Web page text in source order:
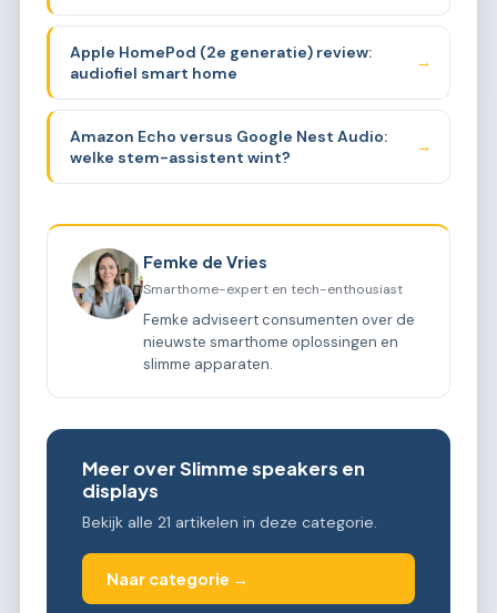
Apple HomePod (2e generatie) review:
audiofiel smart home
→
Amazon Echo versus Google Nest Audio:
welke stem-assistent wint?
→
Femke de Vries
Smarthome-expert en tech-enthousiast
Femke adviseert consumenten over de
nieuwste smarthome oplossingen en
slimme apparaten.
Meer over Slimme speakers en
displays
Bekijk alle 21 artikelen in deze categorie.
Naar categorie →